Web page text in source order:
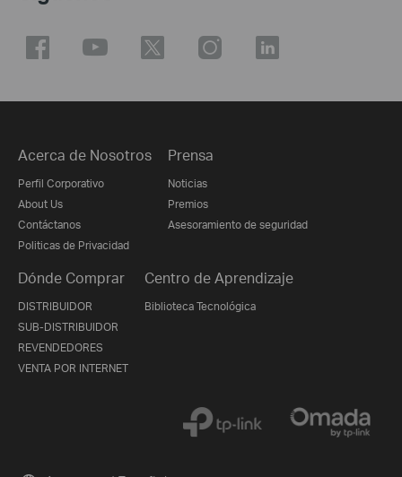
Acerca de Nosotros
Perfil Corporativo
About Us
Contáctanos
Politicas de Privacidad
Prensa
Noticias
Premios
Asesoramiento de seguridad
Dónde Comprar
DISTRIBUIDOR
SUB-DISTRIBUIDOR
REVENDEDORES
VENTA POR INTERNET
Centro de Aprendizaje
Biblioteca Tecnológica